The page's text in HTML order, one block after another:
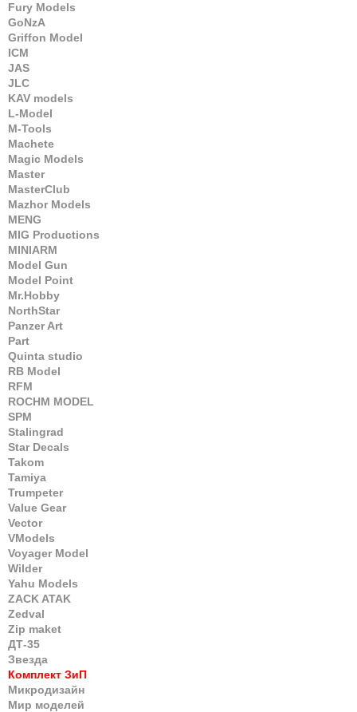
Fury Models
GoNzA
Griffon Model
ICM
JAS
JLC
KAV models
L-Model
M-Tools
Machete
Magic Models
Master
MasterClub
Mazhor Models
MENG
MIG Productions
MINIARM
Model Gun
Model Point
Mr.Hobby
NorthStar
Panzer Art
Part
Quinta studio
RB Model
RFM
ROCHM MODEL
SPM
Stalingrad
Star Decals
Takom
Tamiya
Trumpeter
Value Gear
Vector
VModels
Voyager Model
Wilder
Yahu Models
ZACK ATAK
Zedval
Zip maket
ДТ-35
Звезда
Комплект ЗиП
Микродизайн
Мир моделей